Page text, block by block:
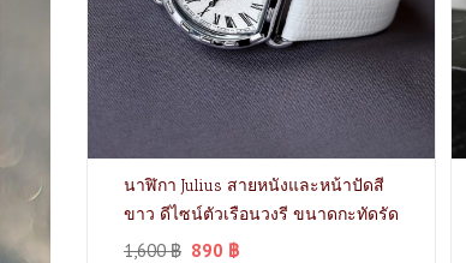
นาฬิกา Julius สายหนังและหน้าปัดสี
ขาว ดีไซน์ตัวเรือนวงรี ขนาดกะทัดรัด
1,600฿ 890 ฿